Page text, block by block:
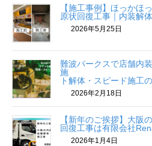
【施工事例】ほっかほ
原状回復工事｜内装解
2026年5月25日
難波パークスで店舗内
施 大型商業
ト解体・スピード施工
2026年2月18日
【新年のご挨拶】大阪
回復工事は有限会社
2026年1月4日